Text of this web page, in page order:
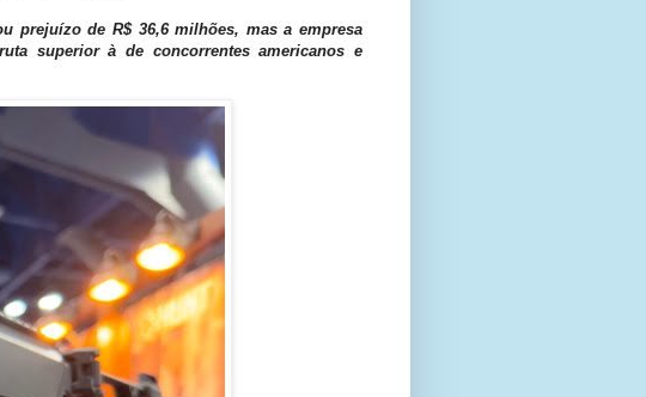
prejuízo de R$ 36,6 milhões, mas a empresa
superior à de concorrentes americanos e